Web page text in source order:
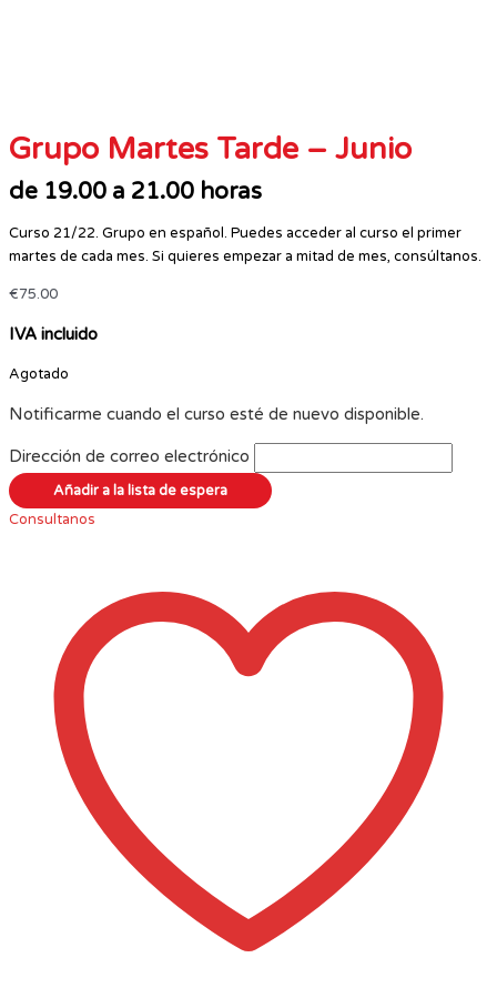
Grupo Martes Tarde – Junio
de 19.00 a 21.00 horas
Curso 21/22. Grupo en español. Puedes acceder al curso el primer
martes de cada mes. Si quieres empezar a mitad de mes, consúltanos.
€75.00
IVA incluido
Agotado
Notificarme cuando el curso esté de nuevo disponible.
Dirección de correo electrónico
Consultanos